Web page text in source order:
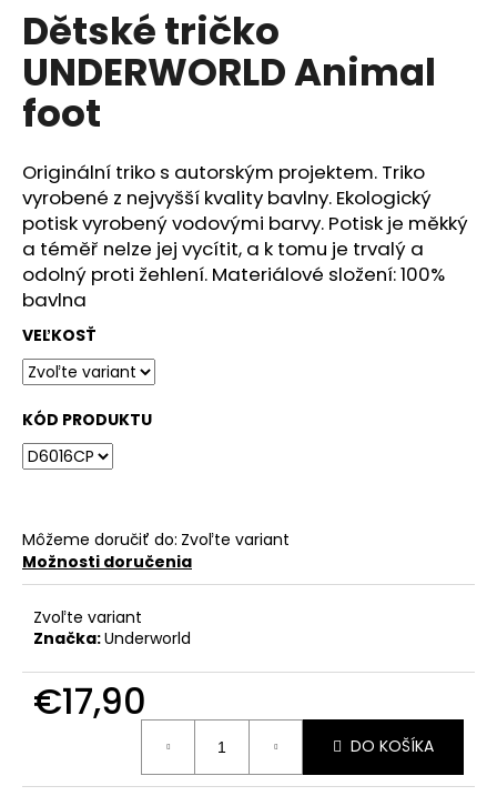
produktu
je
0,0
z
5
hviezdičiek.
Dětské tričko
UNDERWORLD Animal
foot
Originální triko s autorským projektem. Triko
vyrobené z nejvyšší kvality bavlny. Ekologický
potisk vyrobený vodovými barvy. Potisk je měkký
a téměř nelze jej vycítit, a k tomu je trvalý a
odolný proti žehlení. Materiálové složení: 100%
bavlna
VEĽKOSŤ
KÓD PRODUKTU
Môžeme doručiť do: Zvoľte variant
Možnosti doručenia
Zvoľte variant
Značka:Underworld
€17,90
DO KOŠÍKA
a
m
e
TRIČKO
UNDERWORLD
COMPASS
€29